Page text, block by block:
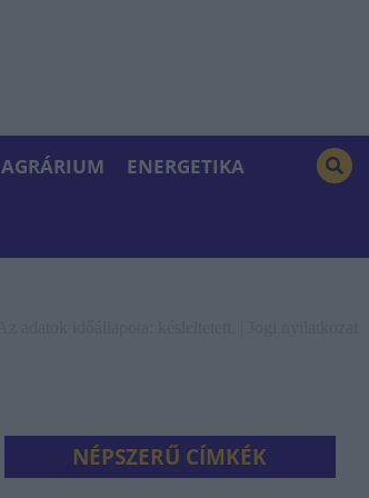
AGRÁRIUM ENERGETIKA
NÉPSZERŰ CÍMKÉK